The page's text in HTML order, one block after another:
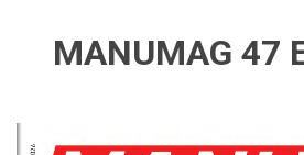
MANUMAG 47